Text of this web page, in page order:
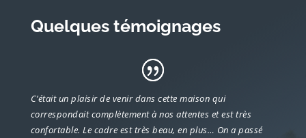
Quelques témoignages
C’était un plaisir de venir dans cette maison qui
correspondait complètement à nos attentes et est très
confortable. Le cadre est très beau, en plus… On a passé